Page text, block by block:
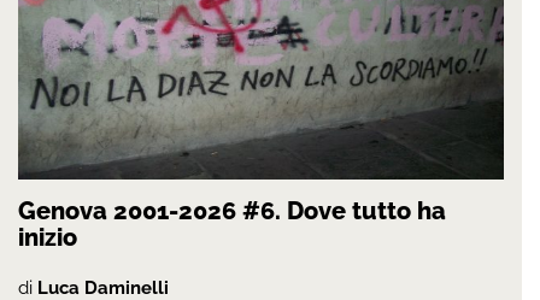
Genova 2001-2026 #6. Dove tutto ha
inizio
di Luca Daminelli